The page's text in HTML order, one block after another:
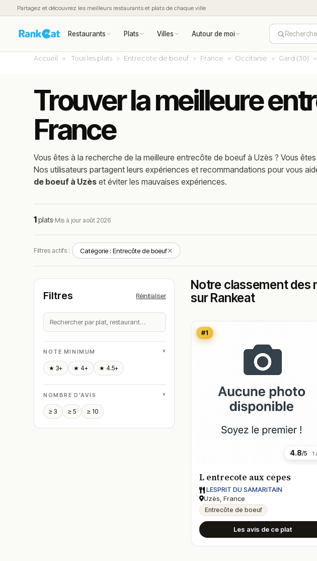
Partagez et découvrez les meilleurs restaurants et plats de chaque ville
Restaurants Plats Villes Autour de moi
Accueil Tous les plats Entrecote de boeuf France Occitanie Gard (30)
Trouver la meilleure
France
Vous êtes à la recherche de la meilleureentrecôte de boeufàUzès ? Vous
Nos utilisateurs partagent leurs expériences et recommandations pour vous
de boeuf à Uzès et éviter les mauvaises expériences.
1plats·Mis à jour août 2026
Filtres actifs : Catégorie : Entrecôte de boeuf✕
Filtres Réinitialiser
NOTE MINIMUM ˅
★ 3+ ★ 4+ ★ 4.5+
NOMBRE D'AVIS ˅
≥ 3 ≥ 5 ≥ 10
Notre classement des
sur Rankeat
#1
4.8/5 1
L entrecote aux cepes
LESPRIT DU SAMARITAIN
Uzès, France
Entrecôte de boeuf
Les avis de ce plat